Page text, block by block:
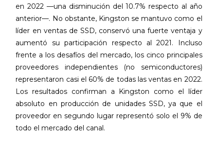
en 2022 —una disminución del 10.7% respecto al año
anterior—. No obstante, Kingston se mantuvo como el
líder en ventas de SSD, conservó una fuerte ventaja y
aumentó su participación respecto al 2021. Incluso
frente a los desafíos del mercado, los cinco principales
proveedores independientes (no semiconductores)
representaron casi el 60% de todas las ventas en 2022.
Los resultados confirman a Kingston como el líder
absoluto en producción de unidades SSD, ya que el
proveedor en segundo lugar representó solo el 9% de
todo el mercado del canal.